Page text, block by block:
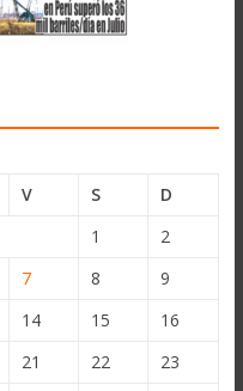
V S
D
1
2
7 8
9
14 15
16
21 22
23